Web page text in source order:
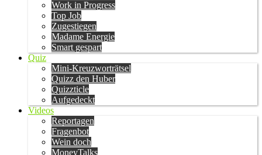
Work in Progress
Top Job
Zugestiegen
Madame Energie
Smart gespart
Quiz
Mini-Kreuzworträtsel
Quizz den Huber
Quizzticle
Aufgedeckt
Videos
Reportagen
Fragenbot
Wein doch
MoneyTalks